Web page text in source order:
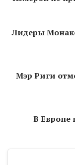
Лидеры
Мэр Риги
В Европе